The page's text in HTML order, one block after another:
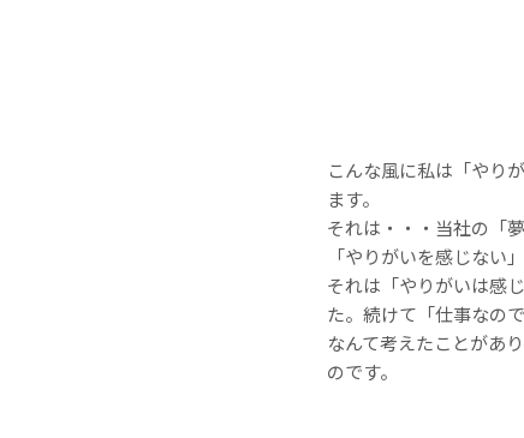
こんな風に私は「やり
ます。
それは・・・当社の「
「やりがいを感じない
それは「やりがいは感
た。続けて「仕事なの
なんて考えたことがあ
のです。